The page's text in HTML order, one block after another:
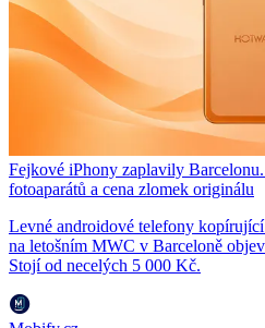
Fejkové iPhony zaplavily
fotoaparátů a cena zlomek originálu
Levné androidové telefony
na letošním MWC v Barceloně
Stojí od necelých 5 000 Kč.